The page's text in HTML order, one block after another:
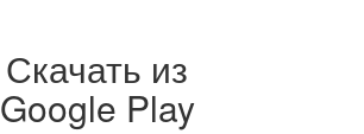
Скачать из
Google Play